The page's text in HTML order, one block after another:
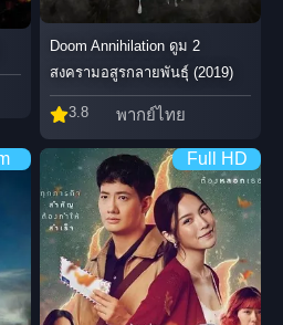
Doom Annihilation ดูม 2
สงครามอสูรกลายพันธุ์ (2019)
3.8 พากย์ไทย
Full HD